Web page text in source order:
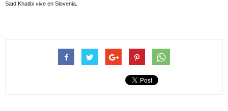
Saïd Khatibi vive en Slovenia.